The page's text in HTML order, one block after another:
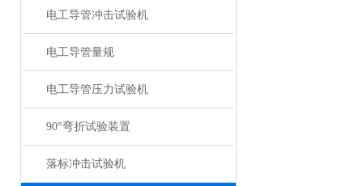
电工导管冲击试验机
电工导管量规
电工导管压力试验机
90°弯折试验装置
落标冲击试验机